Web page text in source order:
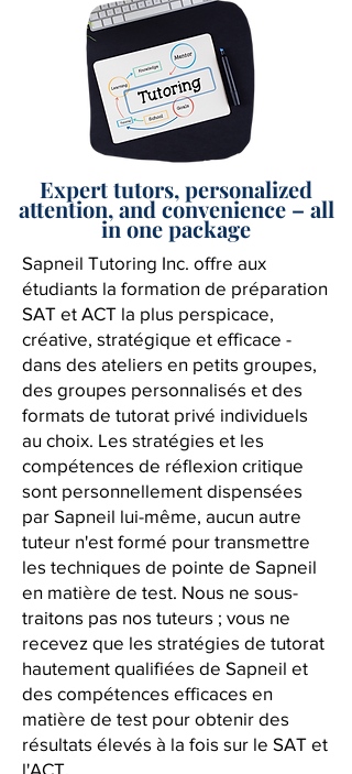
Expert tutors, personalized
attention, and convenience – all
in one package
Sapneil Tutoring Inc. offre aux
étudiants la formation de préparation
SAT et ACT la plus perspicace,
créative, stratégique et efficace -
dans des ateliers en petits groupes,
des groupes personnalisés et des
formats de tutorat privé individuels
au choix. Les stratégies et les
compétences de réflexion critique
sont personnellement dispensées
par Sapneil lui-même, aucun autre
tuteur n'est formé pour transmettre
les techniques de pointe de Sapneil
en matière de test. Nous ne sous-
traitons pas nos tuteurs ; vous ne
recevez que les stratégies de tutorat
hautement qualifiées de Sapneil et
des compétences efficaces en
matière de test pour obtenir des
résultats élevés à la fois sur le SAT et
l'ACT.